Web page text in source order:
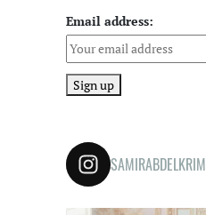
Email address:
SAMIRABDELKRIM